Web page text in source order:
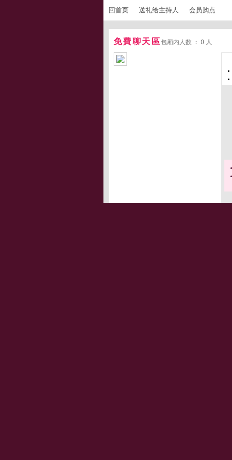
回首页 送礼给主持人 会员购点
免費聊天區包厢内人数 ： 0 人